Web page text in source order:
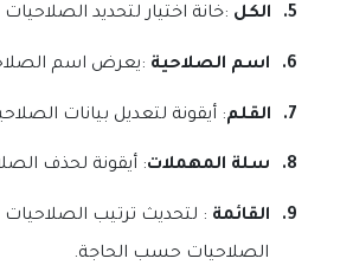
5. الكل :خانة اختيار لتحديد
6. اسم الصلاحية :يعرض اسم
7. القلم: أيقونة لتعديل بيانات
8. سلة المهملات: أيقونة لحذف
9. القائمة : لتحديث ترتيب الصلاحيات
الصلاحيات حسب الحاجة.